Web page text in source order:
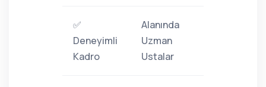
✅
Deneyimli
Kadro
Alanında
Uzman
Ustalar